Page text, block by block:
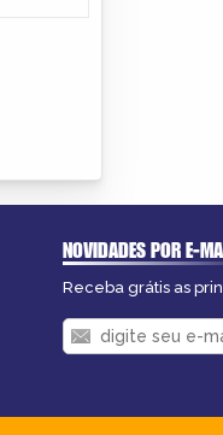
NOVIDADES POR E-
Receba grátis as